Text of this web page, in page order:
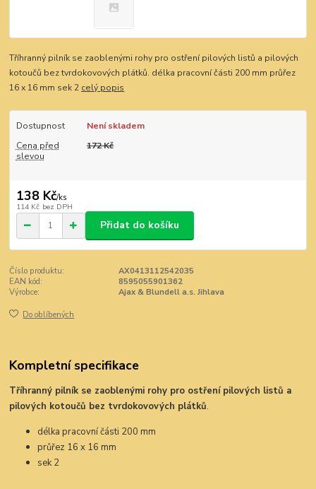
Tříhranný pilník se zaoblenými rohy pro ostření pilových listů a pilových
kotoučů bez tvrdokovových plátků. délka pracovní části 200 mm průřez
16 x 16 mm sek 2 celý popis
Dostupnost
Není skladem
Cena před
slevou
172 Kč
138 Kč/ks
114 Kč bez DPH
Přidat do košíku
Číslo produktu:
AX0413112542035
EAN kód:
8595055901362
Výrobce:
Ajax & Blundell a.s. Jihlava
Do oblíbených
Kompletní specifikace
Tříhranný pilník se zaoblenými rohy pro ostření pilových listů a
pilových kotoučů bez tvrdokovových plátků.
délka pracovní části 200 mm
průřez 16 x 16 mm
sek 2